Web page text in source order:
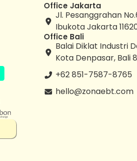
Office Jakarta
Jl. Pesanggrahan
Ibukota Jakarta
Office Bali
Balai Diklat Industri
Kota Denpasar, Bali
+62 851-7587-8765
hello@zonaebt.com